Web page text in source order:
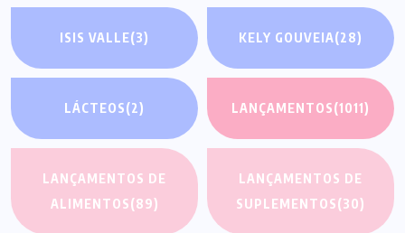
ISIS VALLE(3) KELY GOUVEIA(28)
LÁCTEOS(2) LANÇAMENTOS(1011)
LANÇAMENTOS DE
ALIMENTOS(89)
LANÇAMENTOS DE
SUPLEMENTOS(30)